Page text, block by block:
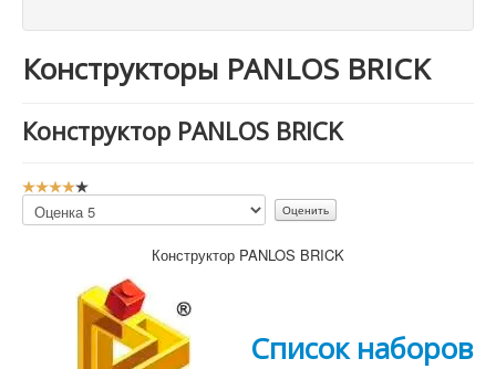
Конструкторы PANLOS BRICK
Конструктор PANLOS BRICK
Р
е
й
Пожалуйста,
оцените
Конструктор PANLOS BRICK
Список наборов